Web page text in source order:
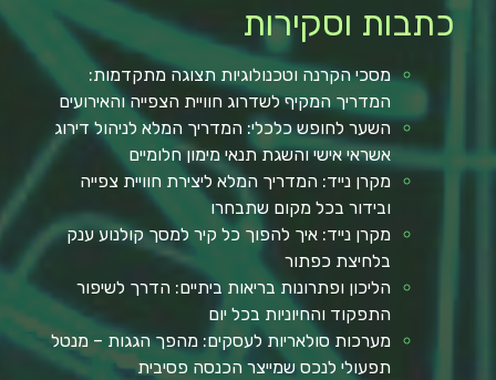
כתבות וסקירות
מסכי הקרנה וטכנולוגיות תצוגה מתקדמות:
המדריך המקיף לשדרוג חוויית הצפייה והאירועים
השער לחופש כלכלי: המדריך המלא לניהול דירוג
אשראי אישי והשגת תנאי מימון חלומיים
מקרן נייד: המדריך המלא ליצירת חוויית צפייה
ובידור בכל מקום שתבחרו
מקרן נייד: איך להפוך כל קיר למסך קולנוע ענק
בלחיצת כפתור
הליכון ופתרונות בריאות ביתיים: הדרך לשיפור
התפקוד והחיוניות בכל יום
מערכות סולאריות לעסקים: מהפך הגגות – מנטל
תפעולי לנכס שמייצר הכנסה פסיבית